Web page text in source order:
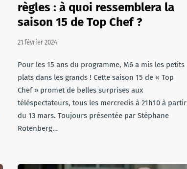
règles : à quoi ressemblera la
saison 15 de Top Chef ?
21 février 2024
Pour les 15 ans du programme, M6 a mis les petits
plats dans les grands ! Cette saison 15 de « Top
Chef » promet de belles surprises aux
téléspectateurs, tous les mercredis à 21h10 à partir
du 13 mars. Toujours présentée par Stéphane
Rotenberg…